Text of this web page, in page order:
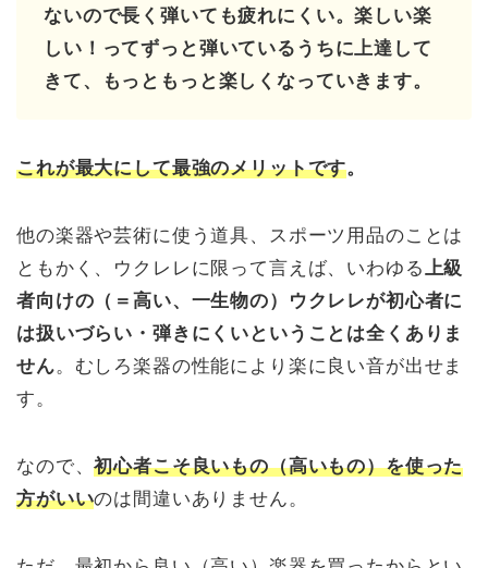
ないので長く弾いても疲れにくい。楽しい楽
しい！ってずっと弾いているうちに上達して
きて、もっともっと楽しくなっていきます。
これが最大にして最強のメリットです。
他の楽器や芸術に使う道具、スポーツ用品のことは
ともかく、ウクレレに限って言えば、いわゆる上級
者向けの（＝高い、一生物の）ウクレレが初心者に
は扱いづらい・弾きにくいということは全くありま
せん。むしろ楽器の性能により楽に良い音が出せま
す。
なので、初心者こそ良いもの（高いもの）を使った
方がいいのは間違いありません。